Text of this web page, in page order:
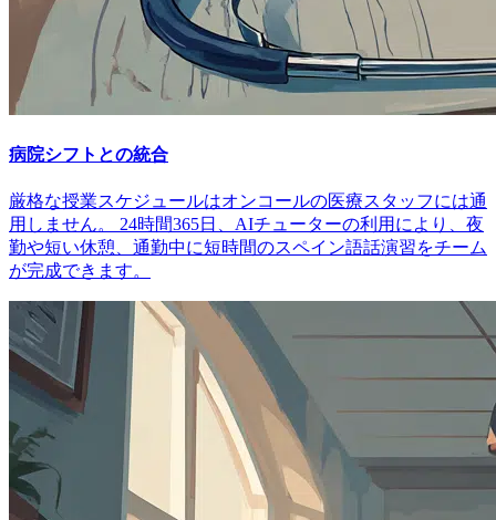
病院シフトとの統合
厳格な授業スケジュールはオンコールの医療スタッフには通
用しません。 24時間365日、AIチューターの利用により、夜
勤や短い休憩、通勤中に短時間のスペイン語話演習をチーム
が完成できます。